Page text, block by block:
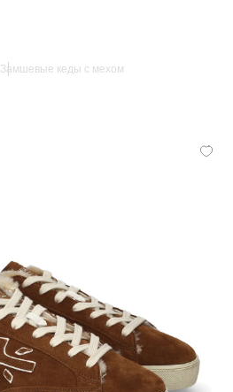
Замшевые кеды с мехом